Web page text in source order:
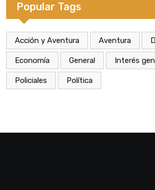
Popular Tags
Acción y Aventura Aventura
Economía General Interés
Policiales Política